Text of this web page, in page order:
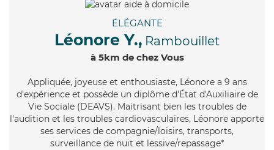
ÉLÉGANTE
Léonore Y., Rambouillet
à 5km de chez Vous
Appliquée, joyeuse et enthousiaste, Léonore a 9 ans
d'expérience et possède un diplôme d'État d'Auxiliaire de
Vie Sociale (DEAVS). Maitrisant bien les troubles de
l'audition et les troubles cardiovasculaires, Léonore apporte
ses services de compagnie/loisirs, transports,
surveillance de nuit et lessive/repassage*